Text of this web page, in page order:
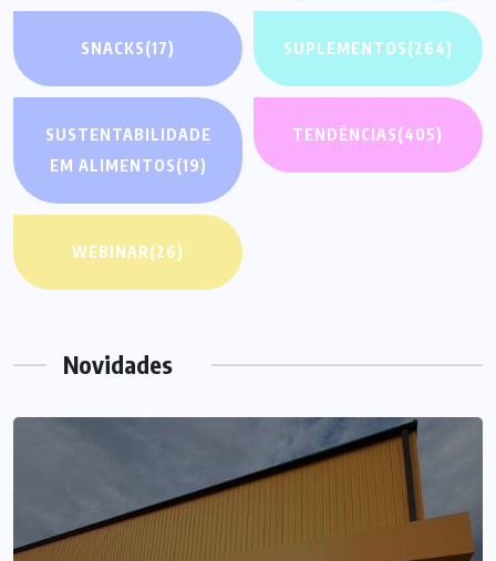
SNACKS(17) SUPLEMENTOS(264)
SUSTENTABILIDADE
EM ALIMENTOS(19)
TENDÊNCIAS(405)
WEBINAR(26)
Novidades